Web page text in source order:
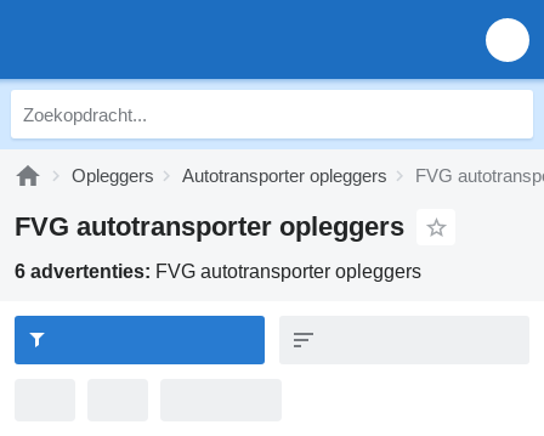
Opleggers Autotransporter opleggers FVG
FVG autotransporter opleggers
6 advertenties: FVG autotransporter opleggers